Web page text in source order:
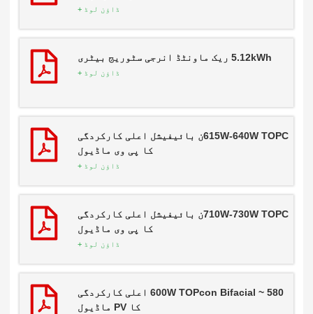
ڈاؤن لوڈ +
5.12kWh ریک ماونٹڈ انرجی سٹوریج بیٹری
ڈاؤن لوڈ +
615W-640W TOPCن بائیفیشل اعلی کارکردگی
کا پی وی ماڈیول
ڈاؤن لوڈ +
710W-730W TOPCن بائیفیشل اعلی کارکردگی
کا پی وی ماڈیول
ڈاؤن لوڈ +
580 ~ 600W TOPcon Bifacial اعلی کارکردگی
کا PV ماڈیول